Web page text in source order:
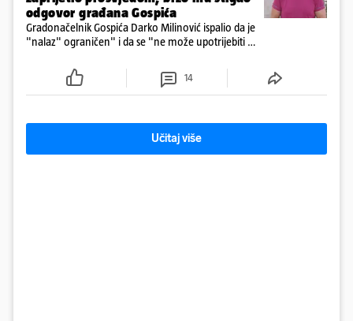
odgovor građana Gospića
Gradonačelnik Gospića Darko Milinović ispalio da je
"nalaz" ograničen" i da se "ne može upotrijebiti za
ga je naručio Uskok i da je dio spisa
14
Učitaj više